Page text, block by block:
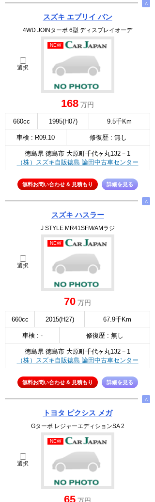
∧
スズキ エブリイ バン
4WD JOINターボ 6型 ディスプレイオーデ
選択
NEW
168 万円
660cc 1995(H07) 9.5千Km
車検 : R09.10 修復歴 : 無し
徳島県 徳島市 大原町千代ヶ丸132－1
（株）スズキ自販徳島 論田中古車センター
無料お問い合わせ & 見積もり 詳細を見る
∧
スズキ ハスラー
J STYLE MR41SFM/AMラジ
選択
NEW
70 万円
660cc 2015(H27) 67.9千Km
車検 : - 修復歴 : 無し
徳島県 徳島市 大原町千代ヶ丸132－1
（株）スズキ自販徳島 論田中古車センター
無料お問い合わせ & 見積もり 詳細を見る
∧
トヨタ ピクシス メガ
Gターボ レジャーエディションSA 2
選択
NEW
65